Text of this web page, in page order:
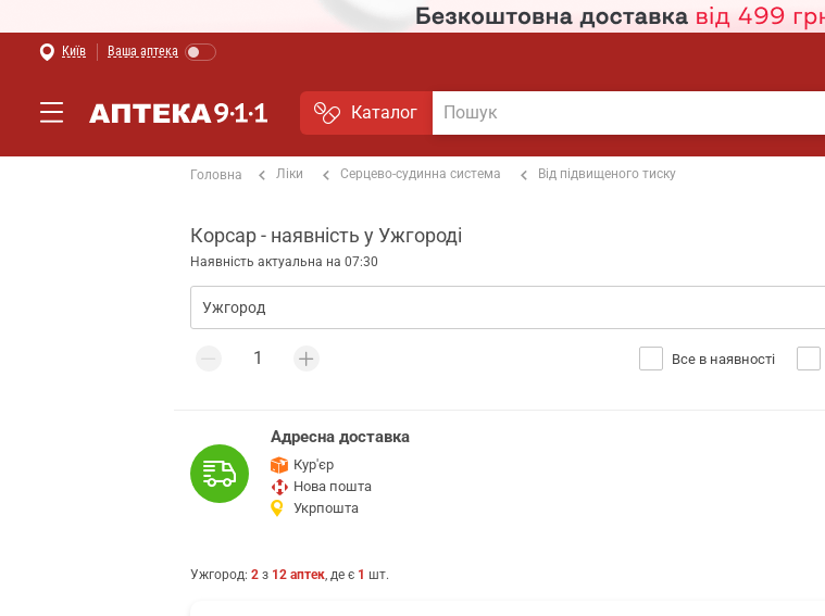
Київ Ваша аптека
Каталог
Головна Ліки Серцево-судинна система Від підвищеного тиску
Корсар - наявність у Ужгороді
Наявність актуальна на 07:30
Все в наявності
Адресна доставка
Кур'єр
Нова пошта
Укрпошта
Ужгород: 2 з 12 аптек, де є 1 шт.